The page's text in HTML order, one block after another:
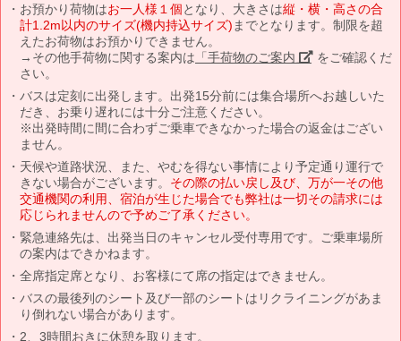
お預かり荷物はお一人様１個となり、大きさは縦・横・高さの合
計1.2m以内のサイズ(機内持込サイズ) までとなります。制限を超
えたお荷物はお預かりできません。
→その他手荷物に関する案内は 「手荷物のご案内」 をご確認くだ
さい。
バスは定刻に出発します。出発15分前には集合場所へお越しいた
だき、お乗り遅れには十分ご注意ください。
※出発時間に間に合わずご乗車できなかった場合の返金はござい
ません。
天候や道路状況、また、やむを得ない事情により予定通り運行で
きない場合がございます。 その際の払い戻し及び、万が一その他
交通機関の利用、宿泊が生じた場合でも弊社は一切その請求には
応じられませんので予めご了承ください。
緊急連絡先は、出発当日のキャンセル受付専用です。ご乗車場所
の案内はできかねます。
全席指定席となり、お客様にて席の指定はできません。
バスの最後列のシート及び一部のシートはリクライニングがあま
り倒れない場合があります。
2、3時間おきに休憩を取ります。